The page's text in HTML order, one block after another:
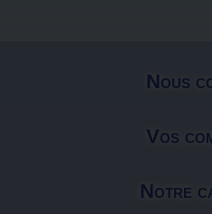
Nous
Vos
Notre